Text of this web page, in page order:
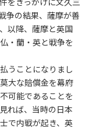
争の結果、薩摩が善
以降、薩摩と英国
・蘭・英と戦争を
うことになりまし
大な賠償金を幕府
可能であることを
れば、当時の日本
で内戦が起き、英